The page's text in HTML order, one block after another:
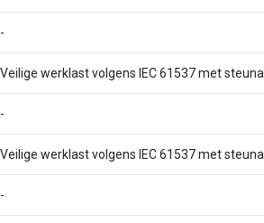
-
Veilige werklast volgens IEC 61537 met
-
Veilige werklast volgens IEC 61537 met
-